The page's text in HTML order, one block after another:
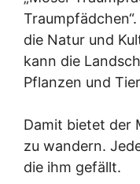
die Natur und
kann die
Pflanzen und
Damit bietet der
zu wandern.
die ihm gefällt.